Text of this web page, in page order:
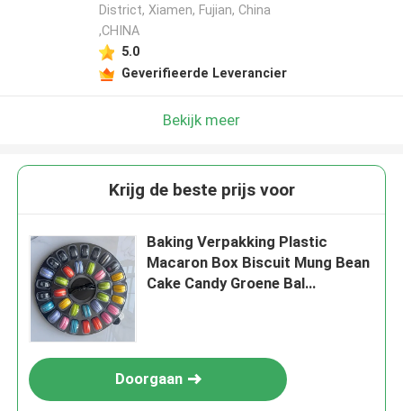
District, Xiamen, Fujian, China
,CHINA
5.0
Geverifieerde Leverancier
Bekijk meer
Krijg de beste prijs voor
Baking Verpakking Plastic
Macaron Box Biscuit Mung Bean
Cake Candy Groene Bal
Doorgaan